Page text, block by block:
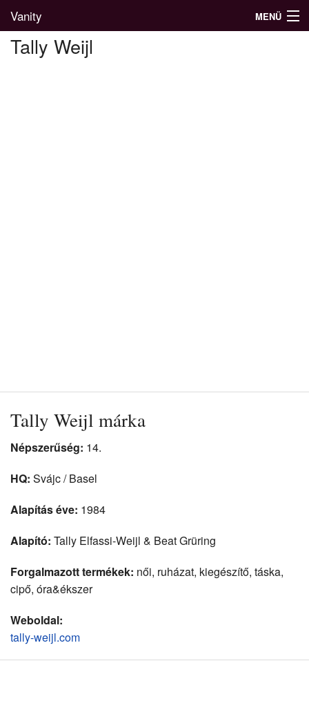
Vanity MENÜ
Tally Weijl
Tally Weijl márka
Népszerűség: 14.
HQ: Svájc / Basel
Alapítás éve: 1984
Alapító: Tally Elfassi-Weijl & Beat Grüring
Forgalmazott termékek: női, ruházat, kiegészítő, táska,
cipő, óra&ékszer
Weboldal:
tally-weijl.com